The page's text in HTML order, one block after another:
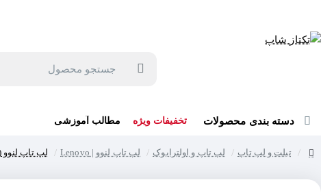
دسته بندی محصولات تخفیفات ویژه مطالب آموزشی
تبلت و لپ تاپ لپ تاپ و اولترابوک لپ تاپ لنوو | Lenovo لپ تاپ لنوو Laptop Legion Lenovo Y720 (i7/16G/1T+256SSD/6G)